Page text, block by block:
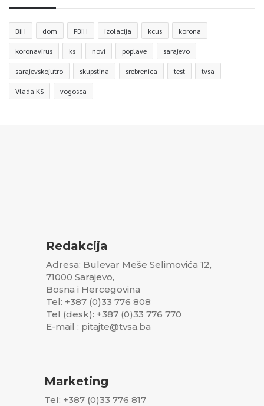
BiH dom FBiH izolacija kcus korona
koronavirus ks novi poplave sarajevo
sarajevskojutro skupstina srebrenica test tvsa
Vlada KS vogosca
Redakcija
Adresa: Bulevar Meše Selimovića 12,
71000 Sarajevo,
Bosna i Hercegovina
Tel: +387 (0)33 776 808
Tel (desk): +387 (0)33 776 770
E-mail : pitajte@tvsa.ba
Marketing
Tel: +387 (0)33 776 817